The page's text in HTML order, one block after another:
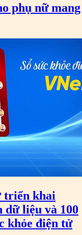
phụ nữ mang
triển khai
dữ liệu và 100
khỏe điện tử